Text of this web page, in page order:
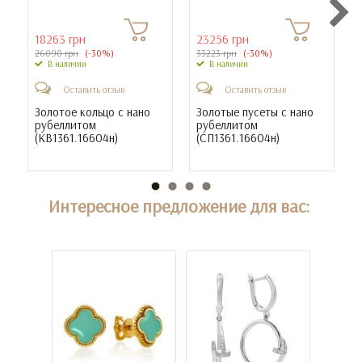
18263 грн
26090 грн (-30%)
В наличии
Оставить отзыв
Золотое кольцо с нано
рубеллитом
(КВ1361.16604н)
23256 грн
33223 грн (-30%)
В наличии
Оставить отзыв
Золотые пусеты с нано
рубеллитом
(СП1361.16604н)
Интересное предложение для вас: